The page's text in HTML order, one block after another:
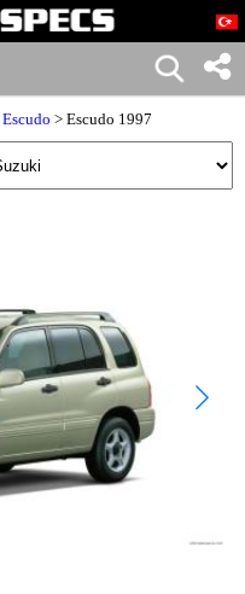
Escudo > Escudo 1997